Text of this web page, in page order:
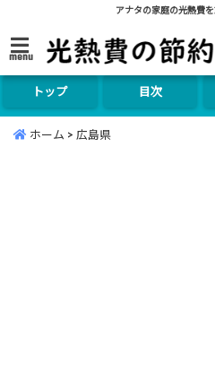
アナタの家庭の光熱費
menu
トップ 目次
ホーム > 広島県